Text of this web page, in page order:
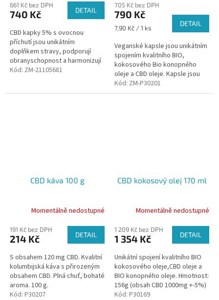
produktu
je
z
5
hvězdiček.
661 Kč bez DPH
740 Kč DETAIL
CBD kapky 5% s ovocnou
příchutí jsou unikátním
doplňkem stravy, podporují
obranyschopnost a harmonizují
přirozené procesy těla. Olej je
Kód: ZM-21105681
705 Kč bez DPH
790 Kč
Měrná
7,90 Kč / 1 ks
DETAIL
Veganské kapsle jsou unikátním
spojením kvalitního BIO,
kokosového Bio konopného
oleje a CBD oleje. Kapsle jsou
fullspektrum a obsahují 1000 mg
CBD.
Kód: ZM-P30201
CBD káva 100 g
Momentálně nedostupné
191 Kč bez DPH
214 Kč DETAIL
S obsahem 120 mg CBD. Kvalitní
kolumbijská káva s přirozeným
obsahem CBD. Plná chuť, bohaté
aroma. 100 g.
Kód: P30207
CBD kokosový olej 170 ml
Momentálně nedostupné
1 209 Kč bez DPH
1 354 Kč DETAIL
Unikátní spojení kvalitního BIO
kokosového oleje,CBD oleje a
BIO konopného oleje. Hmotnost:
156g (obsah CBD 1000mg +-5%)
Obsah: 170 ml.
Kód: P30169